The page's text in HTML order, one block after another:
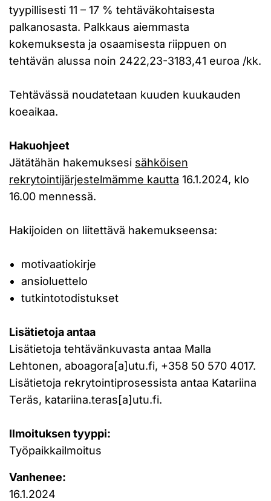
tyypillisesti 11 – 17 % tehtäväkohtaisesta
palkanosasta. Palkkaus aiemmasta
kokemuksesta ja osaamisesta riippuen on
tehtävän alussa noin 2422,23-3183,41 euroa /kk.
Tehtävässä noudatetaan kuuden kuukauden
koeaikaa.
Hakuohjeet
Jätätähän hakemuksesi sähköisen
rekrytointijärjestelmämme kautta 16.1.2024, klo
16.00 mennessä.
Hakijoiden on liitettävä hakemukseensa:
motivaatiokirje
ansioluettelo
tutkintotodistukset
Lisätietoja antaa
Lisätietoja tehtävänkuvasta antaa Malla
Lehtonen, aboagora[a]utu.fi, +358 50 570 4017.
Lisätietoja rekrytointiprosessista antaa Katariina
Teräs, katariina.teras[a]utu.fi.
Ilmoituksen tyyppi:
Työpaikkailmoitus
Vanhenee:
16.1.2024